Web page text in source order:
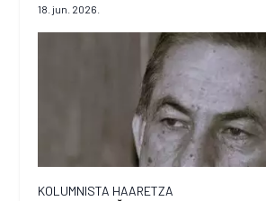
18. jun. 2026.
KOLUMNISTA HAARETZA